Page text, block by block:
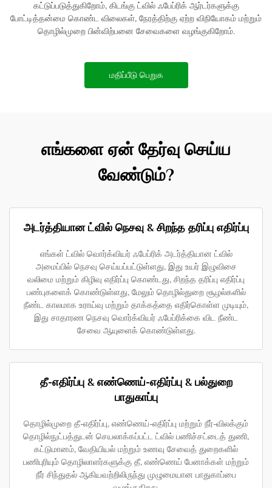
கட்டுப்படுத்துகிறோம், கிடங்கு ட்வில் ஃபேப்ரிக் ஆர்டர்களுக்கு
போட்டித்தன்மை கொண்ட விலைகள், நேரத்திற்கு ஏற்ற விநியோகம் மற்றும்
தொழில்முறை பின்விற்பனை சேவைகளை வழங்குகிறோம்.
மதிப்பீடு பெறுக
எங்களை ஏன் தேர்வு செய்ய
வேண்டும்?
அடர்த்தியான ட்வில் நெசவு & சிறந்த தரிப்பு எதிர்ப்பு
எங்கள் ட்வில் வொர்க்வியர் ஃபேப்ரிக் அடர்த்தியான ட்வில்
அமைப்பில் நெசவு செய்யப்பட்டுள்ளது, இது உயர் இழுவிசை
வலிமை மற்றும் கிழிவு எதிர்ப்பு கொண்டது, சிறந்த தரிப்பு எதிர்ப்பு
பண்புகளைக் கொண்டுள்ளது, மேலும் தொழில்துறை சூழல்களில்
நீண்ட காலமாக உராய்வு மற்றும் தாக்கத்தை எதிர்கொள்ள முடியும்,
இது சாதாரண நெசவு வொர்க்வியர் ஃபேப்ரிக்கை விட நீண்ட
சேவை ஆயுளைக் கொண்டுள்ளது.
தீ-எதிர்ப்பு & எண்ணெய்-எதிர்ப்பு & பல்துறை
பாதுகாப்பு
தொழில்முறை தீ-எதிர்ப்பு, எண்ணெய்-எதிர்ப்பு மற்றும் நீர்-விலக்கும்
தொழில்நுட்பத்துடன் செயலாக்கப்பட்ட ட்வில் பணிச்சட்டைத் துணி,
கட்டுமானம், வேதியியல் மற்றும் உணவு சேவைத் துறைகளில்
பணிபுரியும் தொழிலாளர்களுக்கு தீ, எண்ணெய் பேனாக்கள் மற்றும்
நீர் சிந்துதல் ஆகியவற்றிலிருந்து முழுமையான பாதுகாப்பை